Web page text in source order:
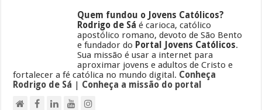
Quem fundou o Jovens Católicos?
Rodrigo de Sá é carioca, católico
apostólico romano, devoto de São Bento
e fundador do Portal Jovens Católicos.
Sua missão é usar a internet para
aproximar jovens e adultos de Cristo e
fortalecer a fé católica no mundo digital. Conheça
Rodrigo de Sá
Conheça a missão do portal